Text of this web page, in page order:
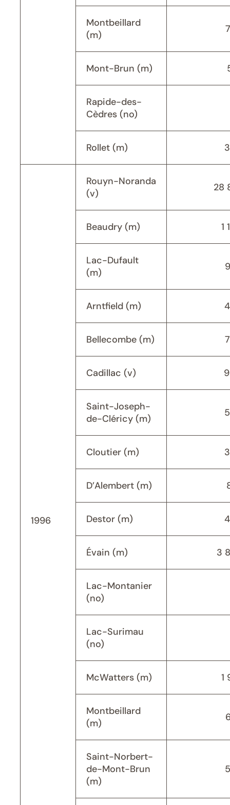
Montbeillard
(m)
Mont-Brun (m)
Rapide-des-
Cèdres (no)
Rollet (m)
1996
Rouyn-Noranda
(v)
28
Beaudry (m) 1
Lac-Dufault
(m)
Arntfield (m)
Bellecombe (m)
Cadillac (v)
Saint-Joseph-
de-Cléricy (m)
Cloutier (m)
D’Alembert (m)
Destor (m)
Évain (m) 3
Lac-Montanier
(no)
Lac-Surimau
(no)
McWatters (m) 1
Montbeillard
(m)
Saint-Norbert-
de-Mont-Brun
(m)